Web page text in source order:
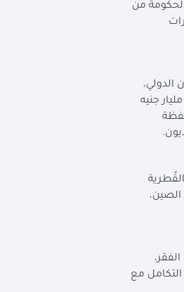
الحكومة من
الدولي،
تعمل على إتاحة تمويلات سواء محلية أو من خلال التمويل الخارجي لدعم قطاع التنمية البشرية، حيث تم تخصيص مبلغ ١١٨ مليار جنيه
محفظة
.
الصين،
مع